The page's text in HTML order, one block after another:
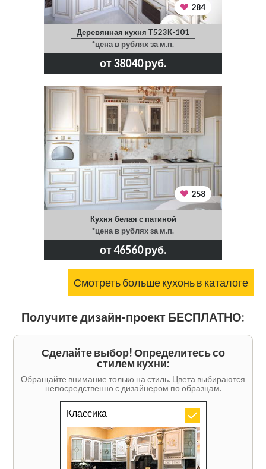
284
Деревянная кухня Т523К-101
*цена в рублях за м.п.
от 38040 руб.
258
Кухня белая с патиной
*цена в рублях за м.п.
от 46560 руб.
Смотреть больше кухонь в каталоге
Получите дизайн-проект БЕСПЛАТНО:
Сделайте выбор! Определитесь со
стилем кухни:
Обращайте внимание только на стиль. Цвета выбираются
непосредственно с дизайнером по образцам.
Классика